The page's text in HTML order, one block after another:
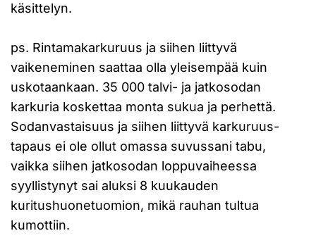
käsittelyn.
ps. Rintamakarkuruus ja siihen liittyvä
vaikeneminen saattaa olla yleisempää kuin
uskotaankaan. 35 000 talvi- ja jatkosodan
karkuria koskettaa monta sukua ja perhettä.
Sodanvastaisuus ja siihen liittyvä karkuruus-
tapaus ei ole ollut omassa suvussani tabu,
vaikka siihen jatkosodan loppuvaiheessa
syyllistynyt sai aluksi 8 kuukauden
kuritushuonetuomion, mikä rauhan tultua
kumottiin.